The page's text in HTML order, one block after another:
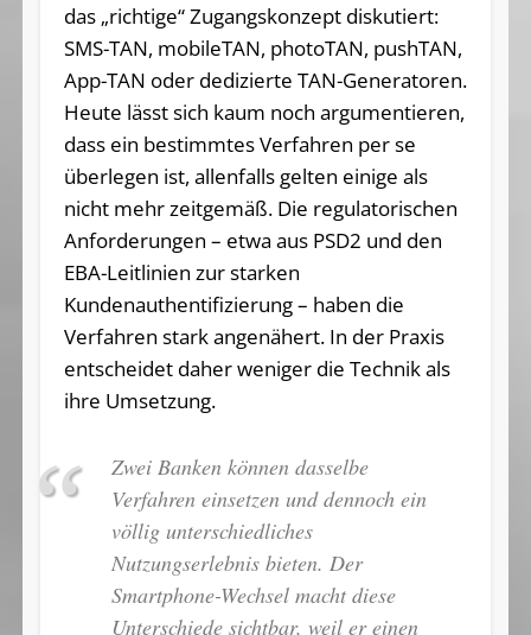
das „richtige“ Zugangskonzept diskutiert:
SMS-TAN, mobileTAN, photoTAN, pushTAN,
App-TAN oder dedizierte TAN-Generatoren.
Heute lässt sich kaum noch argumentieren,
dass ein bestimmtes Verfahren per se
überlegen ist, allenfalls gelten einige als
nicht mehr zeitgemäß. Die regulatorischen
Anforderungen – etwa aus PSD2 und den
EBA-Leitlinien zur starken
Kundenauthentifizierung – haben die
Verfahren stark angenähert. In der Praxis
entscheidet daher weniger die Technik als
ihre Umsetzung.
Zwei Banken können dasselbe
Verfahren einsetzen und dennoch ein
völlig unterschiedliches
Nutzungserlebnis bieten. Der
Smartphone-Wechsel macht diese
Unterschiede sichtbar, weil er einen